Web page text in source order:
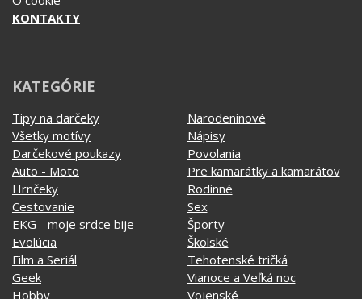
KATEGÓRIE
Darčekové poukazy
Auto - Moto
Hrnčeky
Cestovanie
EKG - moje srdce bije
Evolúcia
Film a Seriál
Geek
Hobby
Hudobné
Jedlo, pitie a relax
Kvetiny
Láska
Rodinné
Sex
Športy
Školské
Tehotenské tričká
Vianoce a Veľká noc
Vojenské
Významné dni
Zvierata
MyShirt